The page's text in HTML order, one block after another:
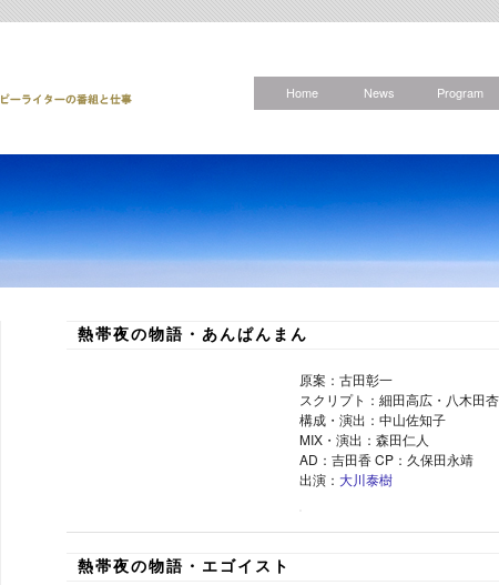
Home News Program
熱帯夜の物語・あんぱんまん
原案：古田彰一
スクリプト：細田高広・八木田
構成・演出：中山佐知子
MIX・演出：森田仁人
AD：吉田香 CP：久保田永靖
出演： 大川泰樹
熱帯夜の物語・エゴイスト